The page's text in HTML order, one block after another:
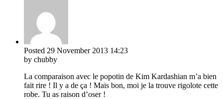
Posted 29 November 2013 14:23
by chubby
La comparaison avec le popotin de Kim Kardashian m’a bien
fait rire ! Il y a de ça ! Mais bon, moi je la trouve rigolote cette
robe. Tu as raison d’oser !